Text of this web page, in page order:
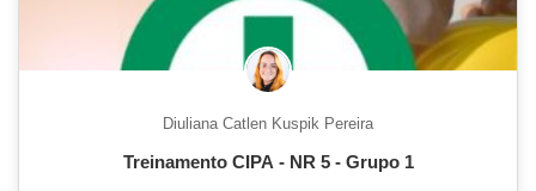
Diuliana Catlen Kuspik Pereira
Treinamento CIPA - NR 5 - Grupo 1